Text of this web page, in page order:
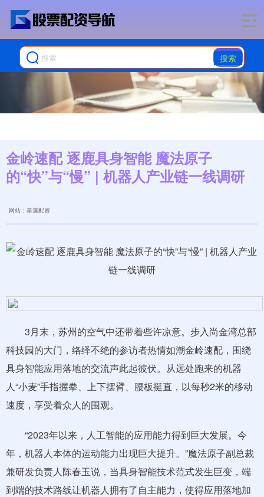
搜索
金岭速配 逐鹿具身智能 魔法原子
的“快”与“慢” | 机器人产业链一线调研
网站：星速配资
3月末，苏州的空气中还带着些许凉意。步入尚金湾总部
科技园的大门，络绎不绝的参访者热情如潮金岭速配，围绕
具身智能应用落地的交流声此起彼伏。从远处跑来的机器
人“小麦”手指握拳、上下摆臂、腰板挺直，以每秒2米的移动
速度，享受着众人的围观。
“2023年以来，人工智能的应用能力得到巨大发展。今
年，机器人本体的运动能力出现巨大提升。”魔法原子副总裁
兼研发负责人陈春玉说，当具身智能技术范式发生巨变，端
到端的技术路线让机器人拥有了自主能力，使得应用落地加